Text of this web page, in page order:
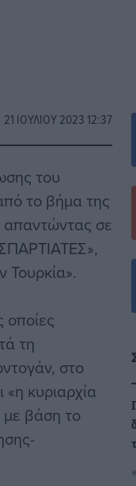
21 ΙΟΥΛΊΟΥ 2023 12:37
του
το βήμα της
απαντώντας σε
Τουρκία».
οποίες
τη
στο
«η κυριαρχία
με βάση το